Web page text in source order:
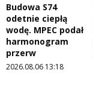
Budowa S74
odetnie ciepłą
wodę. MPEC podał
harmonogram
przerw
2026.08.06 13:18